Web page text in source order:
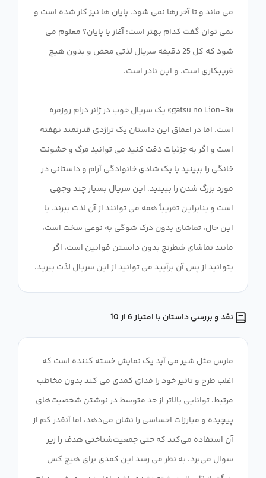
می ماند و تا آخر رها نمی شود. پایان ها نیز کار شده است و
نمی توان گفت کدام بهتر است: آغاز یا پایان؟ معلوم می
شود که کل 25 دقیقه سریال لذتی محض و بدون هیچ
«3-gatsu no Lion» یک سریال خوب در ژانر درام روزمره
است. اما در اعماق این داستان یک تراژدی قدرتمند نهفته
است و اگر به جزئیات دقت کنید می توانید مرگ و خشونت
خانگی را ببینید یا یک شادی خانوادگی آرام و داستانی در
مورد بزرگ شدن را ببینید. این سریال بسیار چند وجهی
است و بنابراین تقریباً همه می توانند از آن لذت ببرند. با
این حال، تماشای بدون درک شوگی به نوعی سخت است،
مانند تماشای شطرنج بدون دانستن قوانین است، اگر
بتوانید از پس آن برآیید می توانید از این سریال لذت ببرید.
نقد و بررسی داستان با امتیاز 6 از 10
مارس مثل شیر می آید یک نمایش خسته کننده است که
اغلب طرح و تاثیر خود را فدای کمدی می کند بدون مخاطب
مرتبط. توانایی بالاتر از حد متوسط ​​در نوشتن شخصیت‌های
پیچیده و مبارزات احساسی را نشان می‌دهد، اما آنقدر کم از
آن استفاده می‌کند که حتی جمعیت‌شناختی هدف را زیر
سوال می‌برد. به نظر می رسد این کمدی برای هیچ کس